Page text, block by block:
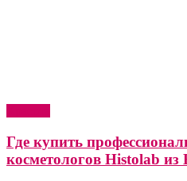
Где купить
косметологов Histolab